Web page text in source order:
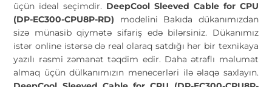
üçün ideal seçimdir. DeepCool Sleeved Cable for CPU
(DP-EC300-CPU8P-RD) modelini Bakıda dükanımızdan
sizə münasib qiymətə sifariş edə bilərsiniz. Dükanımız
istər online istərsə də real olaraq satdığı hər bir texnikaya
yazılı rəsmi zəmanət təqdim edir. Daha ətraflı məlumat
almaq üçün dülkanımızın menecerləri ilə əlaqə saxlayın.